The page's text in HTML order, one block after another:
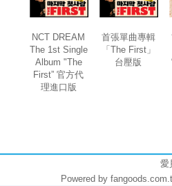
NCT DREAM
The 1st Single
Album "The
First” 官方代
理進口版
首張單曲專輯
「The First」
台壓版
愛
Powered by fangoods.com.tw